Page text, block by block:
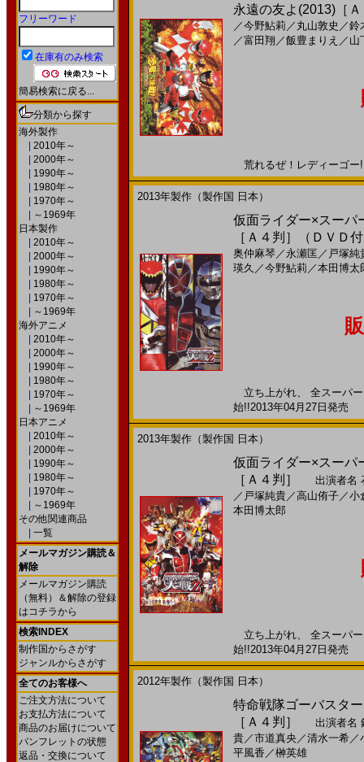
フリーワード
在庫有のみ検索
簡易検索に戻る...
分類から探す
海外製作
2010年～
2000年～
1990年～
1980年～
1970年～
～1969年
日本製作
2010年～
2000年～
1990年～
1980年～
1970年～
～1969年
海外アニメ
2010年～
2000年～
1990年～
1980年～
1970年～
～1969年
日本アニメ
2010年～
2000年～
1990年～
1980年～
1970年～
～1969年
その他関連商品
一覧
メールマガジン購読＆
解除
メールマガジン購読
（無料）＆解除の登録
はコチラから
検索INDEX
制作国からさがす
ジャンルからさがす
全てのお客様へ
ご注文方法について
お支払方法について
商品のお届けについて
パンフレットの状態
返品・交換について
永遠の友よ(2013)［
／今野鮎莉 ／ 丸山敦史 ／鈴
／富田翔 ／飯豊まりえ ／ 山
荒れるぜ！レディーゴ
2013年製作（製作国 日本）
仮面ライダー×スー
［Ａ４判］（ＤＶＤ
奥仲麻琴 ／永瀬匡 ／ 戸塚純
瑛久 ／今野鮎莉 ／本田博太
立ち上がれ、 全スーパ
始!!2013年04月27日発売
2013年製作（製作国 日本）
仮面ライダー×スー
［Ａ４判］
出演者名
／ 戸塚純貴／高山侑子／小
本田博太郎
立ち上がれ、 全スーパ
始!!2013年04月27日発売
2012年製作（製作国 日本）
特命戦隊ゴーバスタ
［Ａ４判］
出演者名
貴／市道真央／清水一希／
平風香 ／榊英雄